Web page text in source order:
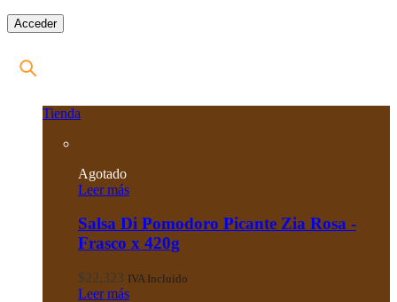
Tienda
Agotado
Leer más
Salsa Di Pomodoro Picante Zia Rosa -
Frasco x 420g
$22,323 IVA Incluido
Leer más